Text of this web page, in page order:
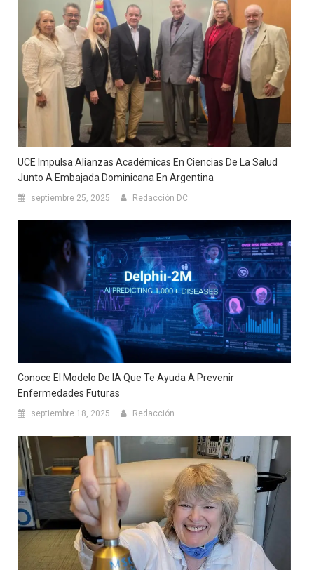
UCE Impulsa Alianzas Académicas En Ciencias De La Salud
Junto A Embajada Dominicana En Argentina
septiembre 25, 2025 Redacción DC
Conoce El Modelo De IA Que Te Ayuda A Prevenir
Enfermedades Futuras
septiembre 18, 2025 Redacción